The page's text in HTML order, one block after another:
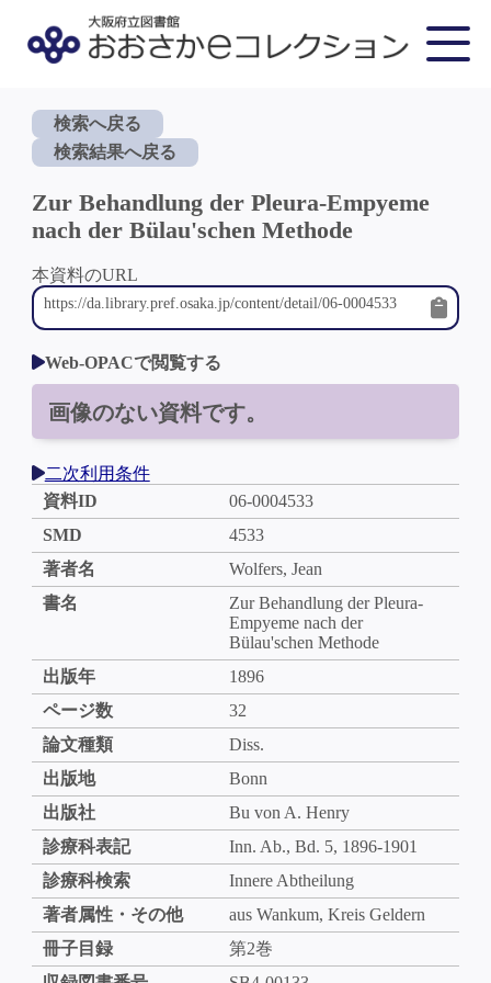
検索へ戻る
検索結果へ戻る
Zur Behandlung der Pleura-Empyeme
nach der Bülau'schen Methode
本資料のURL
Web-OPACで閲覧する
画像のない資料です。
二次利用条件
資料ID
06-0004533
SMD
4533
著者名
Wolfers, Jean
書名
Zur Behandlung der Pleura-
Empyeme nach der
Bülau'schen Methode
出版年
1896
ページ数
32
論文種類
Diss.
出版地
Bonn
出版社
Bu von A. Henry
診療科表記
Inn. Ab., Bd. 5, 1896-1901
診療科検索
Innere Abtheilung
著者属性・その他
aus Wankum, Kreis Geldern
冊子目録
第2巻